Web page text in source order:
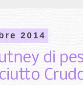
2014
di